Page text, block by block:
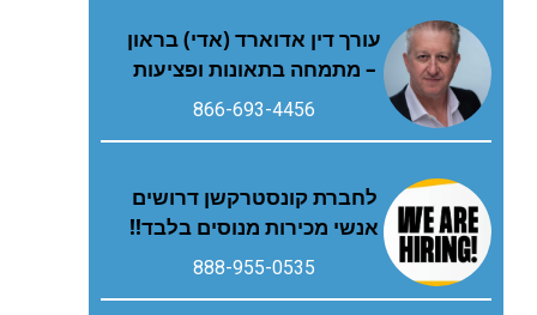
עורך דין אדוארד (אדי) בראון
– מתמחה בתאונות ופציעות
866-693-4456
לחברת קונסטרקשן דרושים
אנשי מכירות מנוסים בלבד!!
888-955-0535